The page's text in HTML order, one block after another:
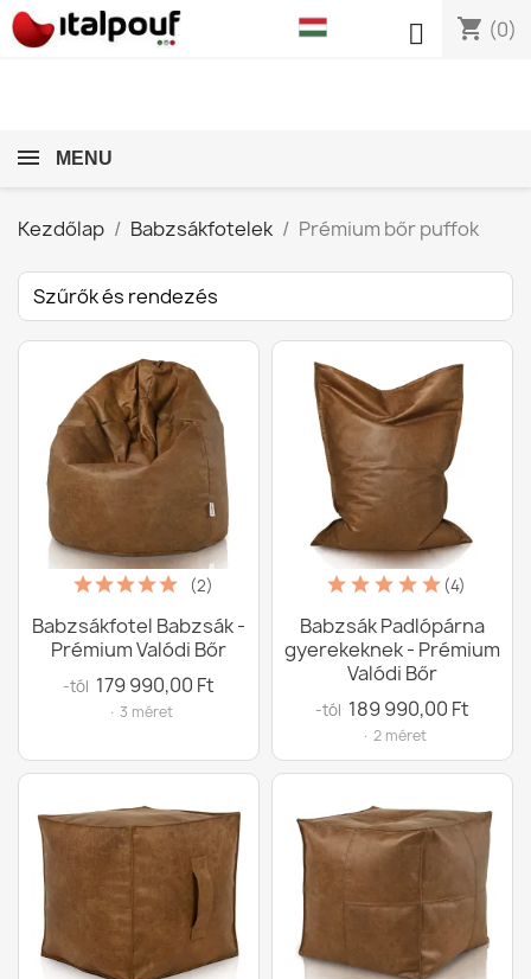
shopping_cart (0)

MENU
Kezdőlap Babzsákfotelek Prémium bőr puffok
Szűrők és rendezés
(2)
Babzsákfotel Babzsák -
Prémium Valódi Bőr
-tól 179 990,00 Ft
· 3 méret
(4)
Babzsák Padlópárna
gyerekeknek - Prémium
Valódi Bőr
-tól 189 990,00 Ft
· 2 méret